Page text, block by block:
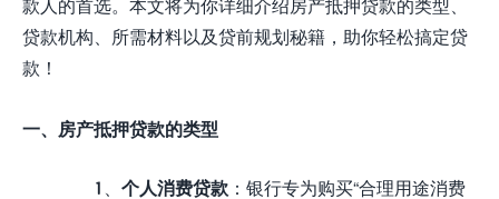
款人的首选。本文将为你详细介绍房产抵押贷款的类型、
贷款机构、所需材料以及贷前规划秘籍，助你轻松搞定贷
款！
一、房产抵押贷款的类型
1、 个人消费贷款 ：银行专为购买“合理用途消费